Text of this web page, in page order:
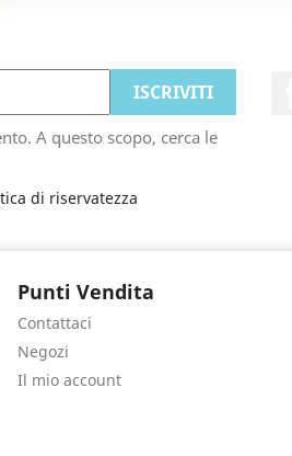
A questo scopo, cerca le
di riservatezza
Punti Vendita
Contattaci
Negozi
Il mio account